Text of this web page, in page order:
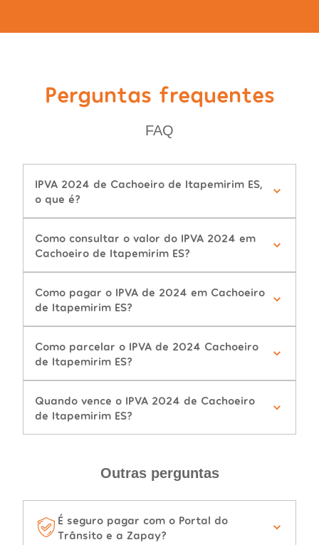
Perguntas frequentes
FAQ
IPVA 2024 de Cachoeiro de Itapemirim ES,
o que é?
Como consultar o valor do IPVA 2024 em
Cachoeiro de Itapemirim ES?
Como pagar o IPVA de 2024 em Cachoeiro
de Itapemirim ES?
Como parcelar o IPVA de 2024 Cachoeiro
de Itapemirim ES?
Quando vence o IPVA 2024 de Cachoeiro
de Itapemirim ES?
Outras perguntas
É seguro pagar com o Portal do
Trânsito e a Zapay?